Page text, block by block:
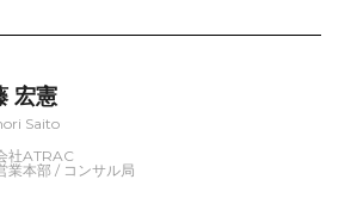
宏憲
Saito
社ATRAC
業本部 / コンサル局